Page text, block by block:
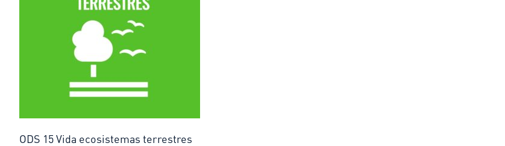
ODS 15 Vida ecosistemas terrestres